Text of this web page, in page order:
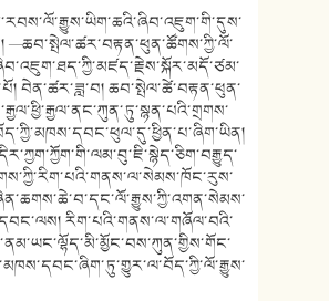
—ཆབ་སྤེལ་ཚར་བརྟན་ཕུན་ཚོགས་ཀྱི་ལོ་
བེན་ཚར་ཟླ་བ། ཆབ་སྤེལ་ཚེ་བརྟན་ཕུན་
རིག་པའི་གནས་ལ་གཞོལ་བའི་